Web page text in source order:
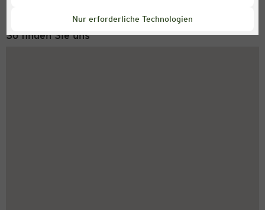
Nur erforderliche Technologien
So finden Sie uns